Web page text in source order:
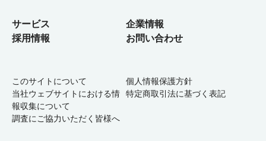
サービス
企業情報
採用情報
お問い合わせ
このサイトについて
個人情報保護方針
当社ウェブサイトにおける情
報収集について
特定商取引法に基づく表記
調査にご協力いただく皆様へ